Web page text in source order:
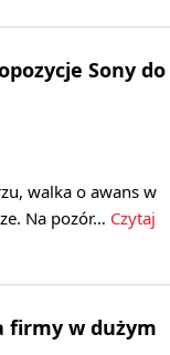
Sony do
walka o awans w
Na pozór… Czytaj
firmy w dużym